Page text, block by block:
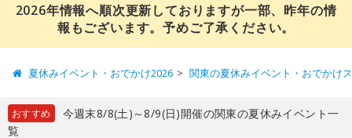
2026年情報へ順次更新しておりますが一部、昨年の情
報もございます。予めご了承ください。
夏休みイベント・おでかけ2026 関東の夏休みイベント・おでかけ
おすすめ
今週末8/8(土)～8/9(日)開催の関東の夏休みイベント一
覧